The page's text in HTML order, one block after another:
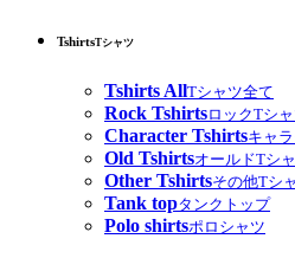
TshirtsTシャツ
Tshirts AllTシャツ全て
Rock TshirtsロックTシ
Character Tshirtsキャ
Old TshirtsオールドTシ
Other Tshirtsその他Tシ
Tank topタンクトップ
Polo shirtsポロシャツ